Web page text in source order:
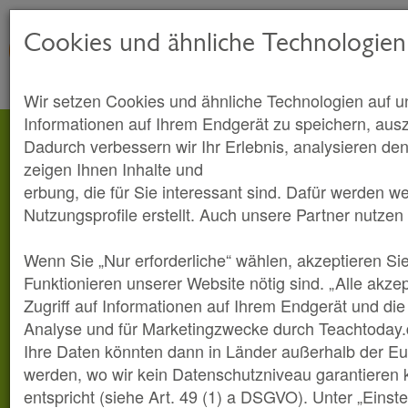
Cookies und ähnliche Technologien
Wir setzen Cookies und ähnliche Technologien auf
Informationen auf Ihrem Endgerät zu speichern,
Dadurch verbessern wir Ihr Erlebnis, analysieren
zeigen Ihnen Inhalte und
erbung, die für Sie interessant sind. Dafür werden
Nutzungsprofile erstellt. Auch unsere Partner
Wenn Sie „Nur erforderliche“ wählen, akzeptieren
Funktionieren unserer Website nötig sind. „Alle
Zugriff auf Informationen auf Ihrem Endgerät und
Analyse und für Marketingzwecke durch
Ihre Daten könnten dann in Länder außerhalb der
werden, wo wir kein Datenschutzniveau garantieren
entspricht (siehe Art. 49 (1) a DSGVO). Unter